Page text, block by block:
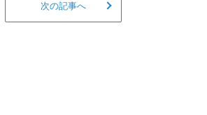
次の記事へ